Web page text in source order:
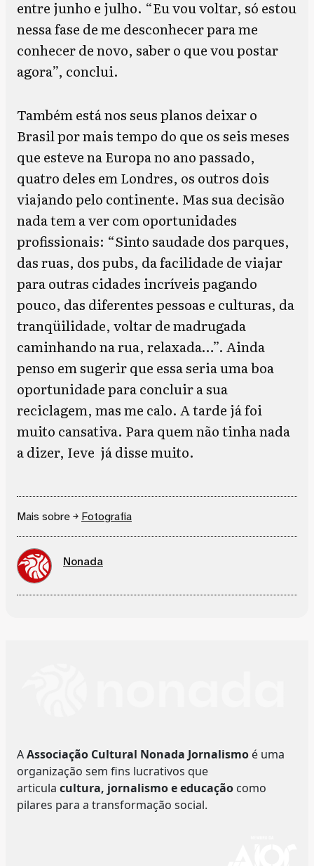
entre junho e julho. “Eu vou voltar, só estou
nessa fase de me desconhecer para me
conhecer de novo, saber o que vou postar
agora”, conclui.
Também está nos seus planos deixar o
Brasil por mais tempo do que os seis meses
que esteve na Europa no ano passado,
quatro deles em Londres, os outros dois
viajando pelo continente. Mas sua decisão
nada tem a ver com oportunidades
profissionais: “Sinto saudade dos parques,
das ruas, dos pubs, da facilidade de viajar
para outras cidades incríveis pagando
pouco, das diferentes pessoas e culturas, da
tranqüilidade, voltar de madrugada
caminhando na rua, relaxada…”. Ainda
penso em sugerir que essa seria uma boa
oportunidade para concluir a sua
reciclagem, mas me calo. A tarde já foi
muito cansativa. Para quem não tinha nada
a dizer, Ieve já disse muito.
Mais sobre ￫ Fotografia
Nonada
AAssociação Cultural Nonada Jornalismo é uma
organização sem fins lucrativos que
articula cultura, jornalismo e educação como
pilares para a transformação social.